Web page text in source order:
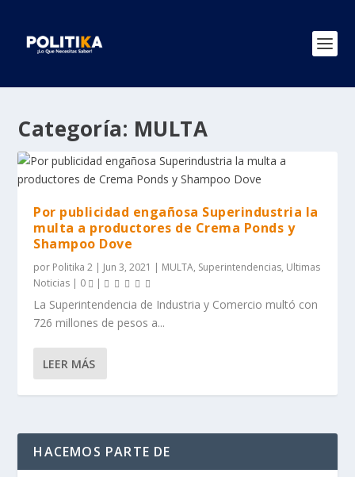
Categoría: MULTA
Por publicidad engañosa Superindustria la
multa a productores de Crema Ponds y
Shampoo Dove
por Politika 2 | Jun 3, 2021 | MULTA, Superintendencias, Ultimas
Noticias | 0 |
La Superintendencia de Industria y Comercio multó con
726 millones de pesos a...
LEER MÁS
HACEMOS PARTE DE